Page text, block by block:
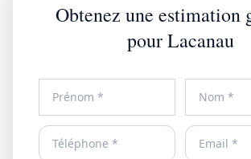
Obtenez une estimation
pour Lacanau